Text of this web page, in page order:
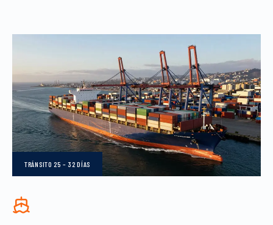
TRÁNSITO 25 – 32 DÍAS